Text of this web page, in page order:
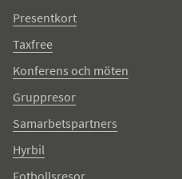
Presentkort
Taxfree
Konferens och möten
Gruppresor
Samarbetspartners
Hyrbil
Fotbollsresor